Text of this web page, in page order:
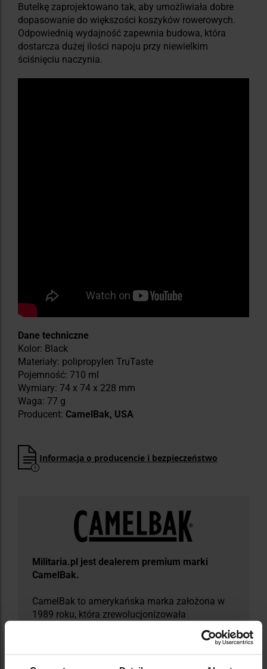
Butelkę zaprojektowano tak, aby umożliwiała dobre
dopasowanie do większości koszyków rowerowych.
Odpowiednią wydajność zapewnia budowa, która
dostarcza dużej ilości napoju przy niewielkim
ściśnięciu naczynia.
Dane techniczne
Kolor: Black
Materiały: polipropylen TruTaste
Pojemność: 710 ml
Wymiary: 74 x 74 x 228 mm
Waga: 77 g
Producent: CamelBak, USA
Informacja o producencie i bezpieczeństwo
Militaria.pl jest dealerem premium marki
CamelBak.
CamelBak to amerykańska marka założona w
1989 roku, która zrewolucjonizowała
(„Nawadniaj się lub giń”). Pierwszy system